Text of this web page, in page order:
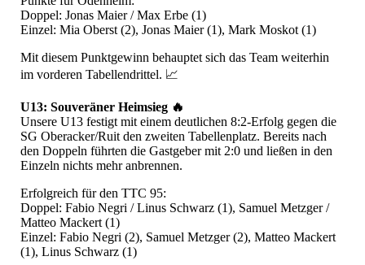
Doppel: Jonas Maier / Max Erbe (1)
Einzel: Mia Oberst (2), Jonas Maier (1), Mark Moskot (1)
Mit diesem Punktgewinn behauptet sich das Team weiterhin
im vorderen Tabellendrittel. 📈
U13: Souveräner Heimsieg 🔥
Unsere U13 festigt mit einem deutlichen 8:2-Erfolg gegen die
SG Oberacker/Ruit den zweiten Tabellenplatz. Bereits nach
den Doppeln führten die Gastgeber mit 2:0 und ließen in den
Einzeln nichts mehr anbrennen.
Erfolgreich für den TTC 95:
Doppel: Fabio Negri / Linus Schwarz (1), Samuel Metzger /
Matteo Mackert (1)
Einzel: Fabio Negri (2), Samuel Metzger (2), Matteo Mackert
(1), Linus Schwarz (1)